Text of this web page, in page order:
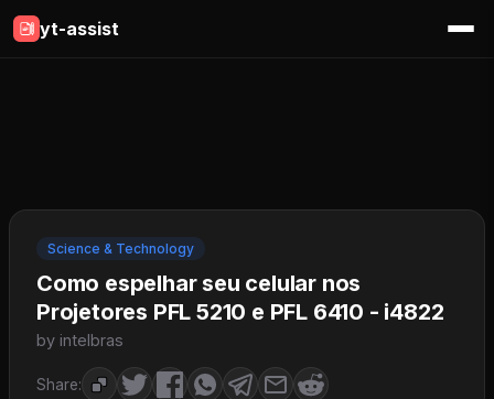
yt-assist
Science & Technology
Como espelhar seu celular nos
Projetores PFL 5210 e PFL 6410 - i4822
by intelbras
Share: